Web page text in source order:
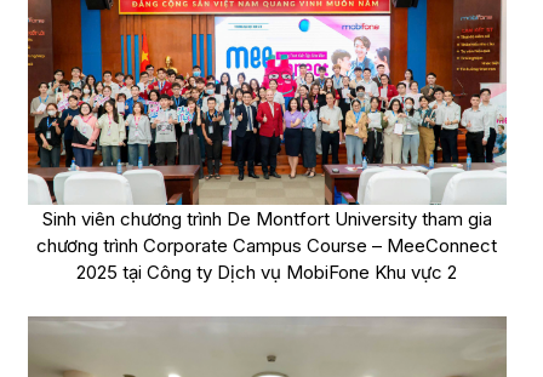
Sinh viên chương trình De Montfort University tham gia
chương trình Corporate Campus Course – MeeConnect
2025 tại Công ty Dịch vụ MobiFone Khu vực 2